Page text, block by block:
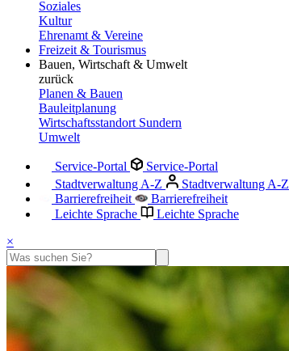
Soziales
Kultur
Ehrenamt & Vereine
Freizeit & Tourismus
Bauen, Wirtschaft & Umwelt
zurück
Planen & Bauen
Bauleitplanung
Wirtschaftsstandort Sundern
Umwelt
Service-Portal
Service-Portal
Stadtverwaltung A-Z
Stadtverwaltung A-Z
Barrierefreiheit
Barrierefreiheit
Leichte Sprache
Leichte Sprache
×